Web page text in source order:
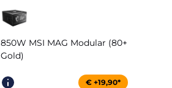
850W MSI MAG Modular (80+
Gold)
€ +19,90*